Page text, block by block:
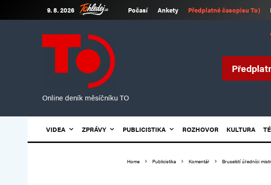
9. 8. 2026 Počasí Ankety Předplatné časopisu To)
Online deník měsíčníku TO
VIDEA ZPRÁVY PUBLICISTIKA ROZHOVOR KULTURA
Home Publicistika Komentář Bruselští úředníci